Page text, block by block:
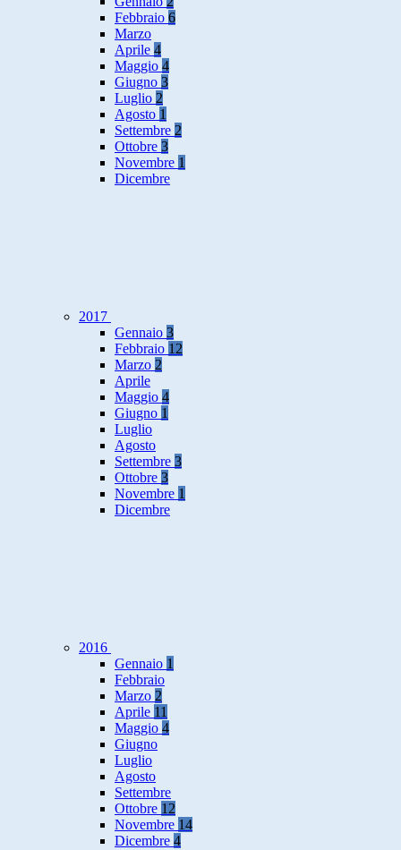
Febbraio 6
Marzo
Aprile 4
Maggio 4
Giugno 3
Luglio 2
Agosto 1
Settembre 2
Ottobre 3
Novembre 1
Dicembre
2017
Gennaio 3
Febbraio 12
Marzo 2
Aprile
Maggio 4
Giugno 1
Luglio
Agosto
Settembre 3
Ottobre 3
Novembre 1
Dicembre
2016
Gennaio 1
Febbraio
Marzo 2
Aprile 11
Maggio 4
Giugno
Luglio
Agosto
Settembre
Ottobre 12
Novembre 14
Dicembre 4